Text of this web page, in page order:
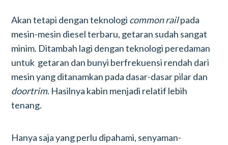
Akan tetapi dengan teknologi common railpada
mesin-mesin diesel terbaru, getaran sudah sangat
minim. Ditambah lagi dengan teknologi peredaman
untuk getaran dan bunyi berfrekuensi rendah dari
mesin yang ditanamkan pada dasar-dasar pilar dan
doortrim. Hasilnya kabin menjadi relatif lebih
tenang.
Hanya saja yang perlu dipahami, senyaman-